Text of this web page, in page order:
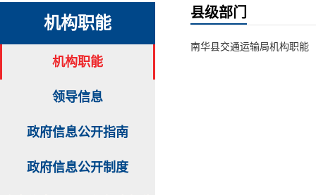
机构职能
机构职能
领导信息
政府信息公开指南
政府信息公开制度
县级部门
南华县交通运输局机构职能